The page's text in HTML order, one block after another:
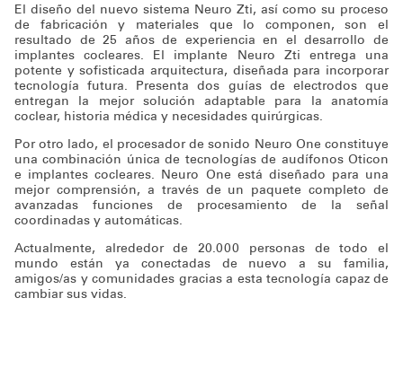
El diseño del nuevo sistema Neuro Zti, así como su proceso
de fabricación y materiales que lo componen, son el
resultado de 25 años de experiencia en el desarrollo de
implantes cocleares. El implante Neuro Zti entrega una
potente y sofisticada arquitectura, diseñada para incorporar
tecnología futura. Presenta dos guías de electrodos que
entregan la mejor solución adaptable para la anatomía
coclear, historia médica y necesidades quirúrgicas.
Por otro lado, el procesador de sonido Neuro One constituye
una combinación única de tecnologías de audífonos Oticon
e implantes cocleares. Neuro One está diseñado para una
mejor comprensión, a través de un paquete completo de
avanzadas funciones de procesamiento de la señal
coordinadas y automáticas.
Actualmente, alrededor de 20.000 personas de todo el
mundo están ya conectadas de nuevo a su familia,
amigos/as y comunidades gracias a esta tecnología capaz de
cambiar sus vidas.